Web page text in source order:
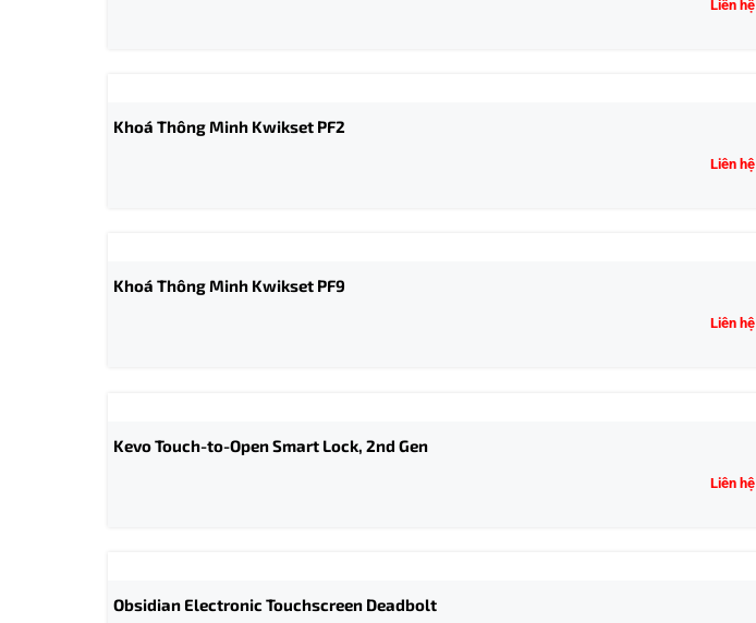
Liên hệ
Khoá Thông Minh Kwikset PF2
Liên hệ
Khoá Thông Minh Kwikset PF9
Liên hệ
Kevo Touch-to-Open Smart Lock, 2nd Gen
Liên hệ
Obsidian Electronic Touchscreen Deadbolt